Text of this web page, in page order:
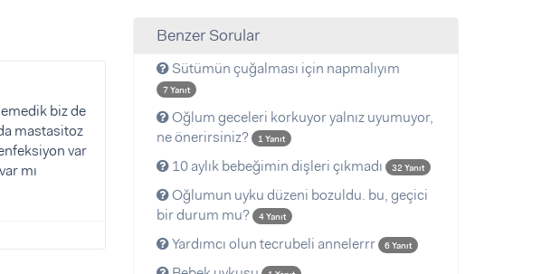
biz de
mastasitoz
var
mı
Benzer Sorular
Sütümün çuğalması için napmalıyım
7 Yanıt
Oğlum geceleri korkuyor yalnız uyumuyor,
ne önerirsiniz?
1 Yanıt
10 aylık bebeğimin dişleri çıkmadı 32 Yanıt
Oğlumun uyku düzeni bozuldu. bu, geçici
bir durum mu?
4 Yanıt
Yardımcı olun tecrubeli annelerrr 6 Yanıt